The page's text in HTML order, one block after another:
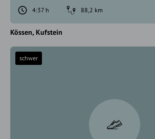
4:37 h
88,2 km
Kössen Kufstein
schwer